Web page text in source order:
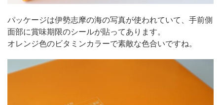
パッケージは伊勢志摩の海の写真が使われていて、手前側
面部に賞味期限のシールが貼ってあります。
オレンジ色のビタミンカラーで素敵な色合いですね。